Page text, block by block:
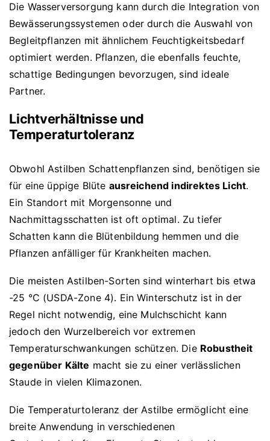
Die Wasserversorgung kann durch die Integration von
Bewässerungssystemen oder durch die Auswahl von
Begleitpflanzen mit ähnlichem Feuchtigkeitsbedarf
optimiert werden. Pflanzen, die ebenfalls feuchte,
schattige Bedingungen bevorzugen, sind ideale
Partner.
Lichtverhältnisse und
Temperaturtoleranz
Obwohl Astilben Schattenpflanzen sind, benötigen sie
für eine üppige Blüte ausreichend indirektes Licht.
Ein Standort mit Morgensonne und
Nachmittagsschatten ist oft optimal. Zu tiefer
Schatten kann die Blütenbildung hemmen und die
Pflanzen anfälliger für Krankheiten machen.
Die meisten Astilben-Sorten sind winterhart bis etwa
-25 °C (USDA-Zone 4). Ein Winterschutz ist in der
Regel nicht notwendig, eine Mulchschicht kann
jedoch den Wurzelbereich vor extremen
Temperaturschwankungen schützen. Die Robustheit
gegenüber Kälte macht sie zu einer verlässlichen
Staude in vielen Klimazonen.
Die Temperaturtoleranz der Astilbe ermöglicht eine
breite Anwendung in verschiedenen